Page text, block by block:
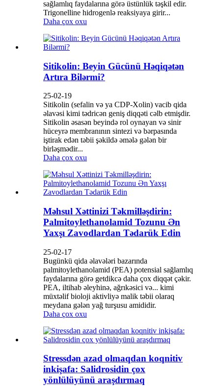
sağlamlıq faydalarına görə üstünlük təşkil edir.
Trigonelline hidrogenlə reaksiyaya girir...
Daha çox oxu
Sitikolin: Beyin Gücünü Həqiqətən
Artıra Bilərmi?
25-02-19
Sitikolin (sefalin və ya CDP-Xolin) vacib qida
əlavəsi kimi tədricən geniş diqqəti cəlb etmişdir.
Sitikolin əsasən beyində rol oynayan və sinir
hüceyrə membranının sintezi və bərpasında
iştirak edən təbii şəkildə əmələ gələn bir
birləşmədir...
Daha çox oxu
Məhsul Xəttinizi Təkmilləşdirin:
Palmitoylethanolamid Tozunu Ən
Yaxşı Zavodlardan Tədarük Edin
25-02-17
Bugünkü qida əlavələri bazarında
palmitoylethanolamid (PEA) potensial sağlamlıq
faydalarına görə getdikcə daha çox diqqət çəkir.
PEA, iltihab əleyhinə, ağrıkəsici və... kimi
müxtəlif bioloji aktivliyə malik təbii olaraq
meydana gələn yağ turşusu amididir.
Daha çox oxu
Stressdən azad olmaqdan koqnitiv
inkişafa: Salidrosidin çox
yönlülüyünü araşdırmaq